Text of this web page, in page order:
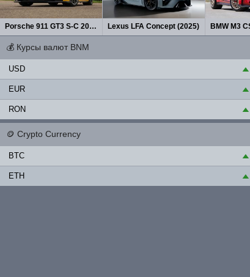
Porsche 911 GT3 S-C 2027 Lexus LFA Concept (2025)
💰 Курсы валют BNM
USD ▲
EUR ▲
RON ▲
🪙 Crypto Currency
BTC ▲
ETH ▲